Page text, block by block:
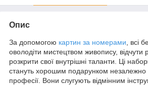
Опис
За допомогою картин за номерами , всі
оволодіти мистецтвом живопису, відчути
розкрити свої внутрішні таланти. Ці
стануть хорошим подарунком незалежно
професії. Вони слугують відмінним